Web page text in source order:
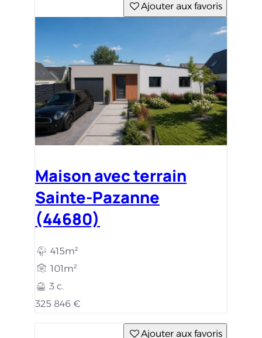
Ajouter aux favoris
Maison avec terrain
Sainte-Pazanne
(44680)
415m²
101m²
3 c.
325 846 €
Ajouter aux favoris